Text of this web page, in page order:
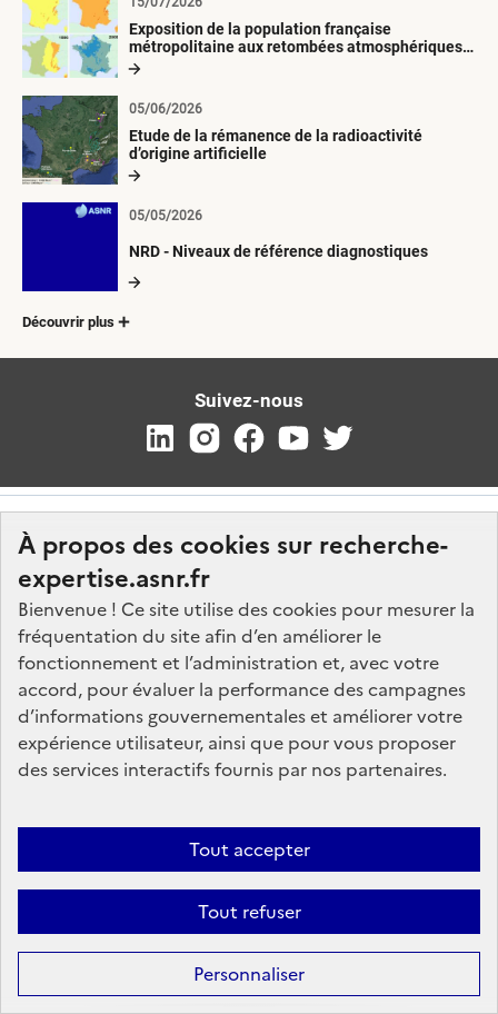
À propos des cookies sur recherche-
expertise.asnr.fr
Bienvenue ! Ce site utilise des cookies pour mesurer la
fréquentation du site afin d’en améliorer le
fonctionnement et l’administration et, avec votre
accord, pour évaluer la performance des campagnes
d’informations gouvernementales et améliorer votre
expérience utilisateur, ainsi que pour vous proposer
des services interactifs fournis par nos partenaires.
Tout accepter
Tout refuser
Personnaliser
Exposition de la population française
métropolitaine aux retombées atmosphériques
radioactives depuis 1945
Etude de la rémanence de la radioactivité
d’origine artificielle
05/06/2026
NRD - Niveaux de référence diagnostiques
05/05/2026
Découvrir plus
Suivez-nous
Nos marchés
Nos offres d'emploi
FAQ
Glossaire
Plan du site